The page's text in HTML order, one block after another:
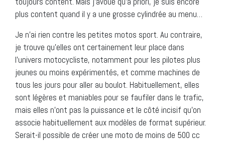
plus content quand il y a une grosse cylindrée au menu…
Je n’ai rien contre les petites motos sport. Au contraire,
je trouve qu’elles ont certainement leur place dans
l’univers motocycliste, notamment pour les pilotes plus
jeunes ou moins expérimentés, et comme machines de
tous les jours pour aller au boulot. Habituellement, elles
sont légères et maniables pour se faufiler dans le trafic,
mais elles n’ont pas la puissance et le côté incisif qu’on
associe habituellement aux modèles de format supérieur.
Serait-il possible de créer une moto de moins de 500 cc